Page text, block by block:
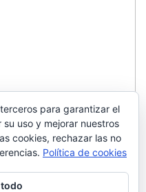
para garantizar el
uso y mejorar nuestros
cookies, rechazar las no
Política de cookies